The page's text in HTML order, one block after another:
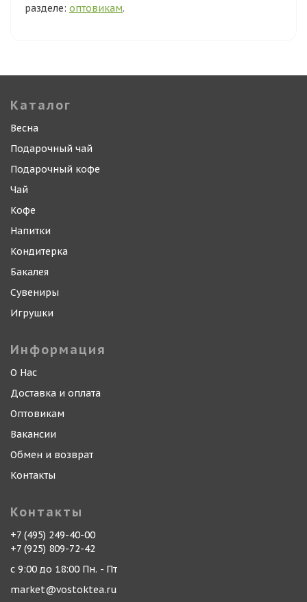
разделе: оптовикам.
Каталог
Весна
Подарочный чай
Подарочный кофе
Чай
Кофе
Напитки
Кондитерка
Бакалея
Сувениры
Игрушки
Информация
О Нас
Доставка и оплата
Оптовикам
Вакансии
Обмен и возврат
Контакты
Контакты
+7 (495) 249-40-00
+7 (925) 809-72-42
с 9:00 до 18:00 Пн. - Пт
market@vostoktea.ru